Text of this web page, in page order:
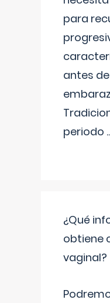
para
antes
periodo
¿Qué
obtiene
vaginal?